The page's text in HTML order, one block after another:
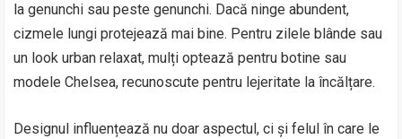
la genunchi sau peste genunchi. Dacă ninge abundent,
cizmele lungi protejează mai bine. Pentru zilele blânde sau
un look urban relaxat, mulți optează pentru botine sau
modele Chelsea, recunoscute pentru lejeritate la încălțare.
Designul influențează nu doar aspectul, ci și felul în care le